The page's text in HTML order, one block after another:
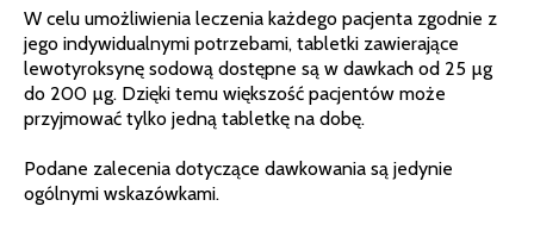
W celu umożliwienia leczenia każdego pacjenta zgodnie z
jego indywidualnymi potrzebami, tabletki zawierające
lewotyroksynę sodową dostępne są w dawkach od 25 µg
do 200 µg. Dzięki temu większość pacjentów może
przyjmować tylko jedną tabletkę na dobę.
Podane zalecenia dotyczące dawkowania są jedynie
ogólnymi wskazówkami.